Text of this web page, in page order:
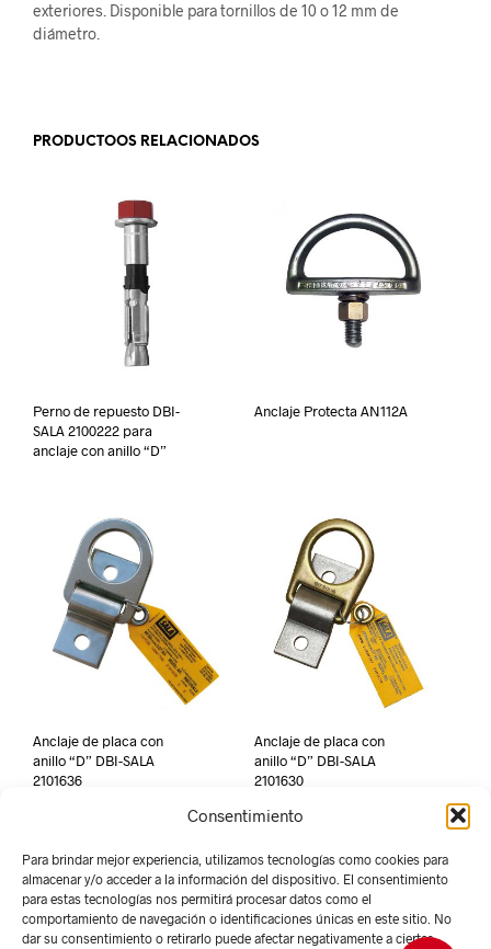
Consentimiento
Para brindar mejor experiencia, utilizamos tecnologías como cookies para
almacenar y/o acceder a la información del dispositivo. El consentimiento
para estas tecnologías nos permitirá procesar datos como el
comportamiento de navegación o identificaciones únicas en este sitio. No
dar su consentimiento o retirarlo puede afectar negativamente a ciertas
exteriores. Disponible para tornillos de 10 o 12 mm de
diámetro.
PRODUCTOOS RELACIONADOS
Perno de repuesto DBI-
SALA 2100222 para
anclaje con anillo “D”
Anclaje Protecta AN112A
Anclaje de placa con
anillo “D” DBI-SALA
2101636
Anclaje de placa con
anillo “D” DBI-SALA
2101630